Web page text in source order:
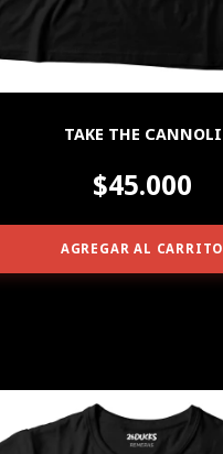
TAKE THE CANNOLI
$45.000
AGREGAR AL CARRITO